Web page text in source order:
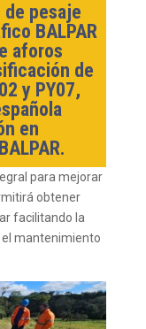
de pesaje
BALPAR
aforos
de
y PY07,
en
para mejorar
obtener
facilitando la
mantenimiento